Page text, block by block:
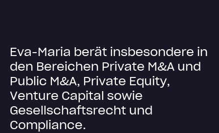
Eva-Maria berät insbesondere in
den Bereichen Private M&A und
Public M&A, Private Equity,
Venture Capital sowie
Gesellschaftsrecht und
Compliance.